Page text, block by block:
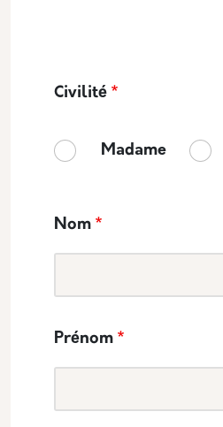
Civilité
Madame
Nom
Prénom